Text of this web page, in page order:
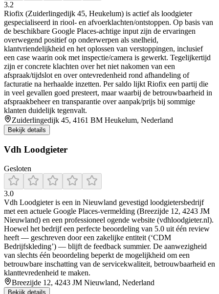
3.2
Riofix (Zuiderlingedijk 45, Heukelum) is actief als loodgieter
gespecialiseerd in riool- en afvoerklachten/ontstoppen. Op basis van
de beschikbare Google Places-achtige input zijn de ervaringen
overwegend positief op onderwerpen als snelheid,
klantvriendelijkheid en het oplossen van verstoppingen, inclusief
een case waarin ook met inspectie/camera is gewerkt. Tegelijkertijd
zijn er concrete klachten over het niet nakomen van een
afspraak/tijdslot en over ontevredenheid rond afhandeling of
facturatie na herhaalde inzetten. Per saldo lijkt Riofix een partij die
in veel gevallen goed presteert, maar waarbij de betrouwbaarheid in
afspraakbeheer en transparantie over aanpak/prijs bij sommige
klanten duidelijk tegenvalt.
Zuiderlingedijk 45, 4161 BM Heukelum, Nederland
Bekijk details
Vdh Loodgieter
Gesloten
3.0
Vdh Loodgieter is een in Nieuwland gevestigd loodgietersbedrijf
met een actuele Google Places‑vermelding (Breezijde 12, 4243 JM
Nieuwland) en een professioneel ogende website (vdhloodgieter.nl).
Hoewel het bedrijf een perfecte beoordeling van 5.0 uit één review
heeft — geschreven door een zakelijke entiteit (‘CDM
Bedrijfskleding’) — blijft de feedback summier. De aanwezigheid
van slechts één beoordeling beperkt de mogelijkheid om een
betrouwbare inschatting van de servicekwaliteit, betrouwbaarheid en
klanttevredenheid te maken.
Breezijde 12, 4243 JM Nieuwland, Nederland
Bekijk details